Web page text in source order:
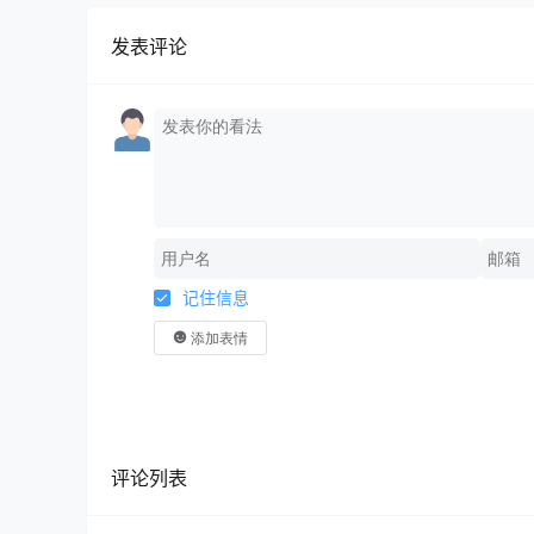
发表评论
记住信息
添加表情
评论列表